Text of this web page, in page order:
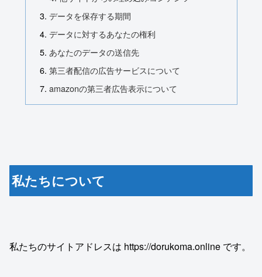
データを保存する期間
データに対するあなたの権利
あなたのデータの送信先
第三者配信の広告サービスについて
amazonの第三者広告表示について
私たちについて
私たちのサイトアドレスは https://dorukoma.online です。